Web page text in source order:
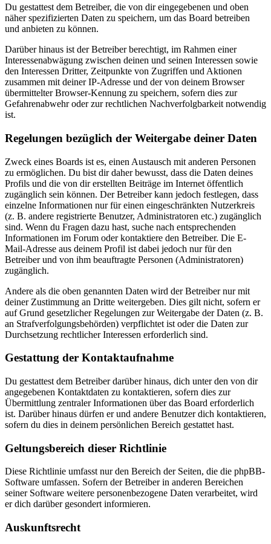
Du gestattest dem Betreiber, die von dir eingegebenen und oben
näher spezifizierten Daten zu speichern, um das Board betreiben
und anbieten zu können.
Darüber hinaus ist der Betreiber berechtigt, im Rahmen einer
Interessenabwägung zwischen deinen und seinen Interessen sowie
den Interessen Dritter, Zeitpunkte von Zugriffen und Aktionen
zusammen mit deiner IP-Adresse und der von deinem Browser
übermittelter Browser-Kennung zu speichern, sofern dies zur
Gefahrenabwehr oder zur rechtlichen Nachverfolgbarkeit notwendig
ist.
Regelungen bezüglich der Weitergabe deiner Daten
Zweck eines Boards ist es, einen Austausch mit anderen Personen
zu ermöglichen. Du bist dir daher bewusst, dass die Daten deines
Profils und die von dir erstellten Beiträge im Internet öffentlich
zugänglich sein können. Der Betreiber kann jedoch festlegen, dass
einzelne Informationen nur für einen eingeschränkten Nutzerkreis
(z. B. andere registrierte Benutzer, Administratoren etc.) zugänglich
sind. Wenn du Fragen dazu hast, suche nach entsprechenden
Informationen im Forum oder kontaktiere den Betreiber. Die E-
Mail-Adresse aus deinem Profil ist dabei jedoch nur für den
Betreiber und von ihm beauftragte Personen (Administratoren)
zugänglich.
Andere als die oben genannten Daten wird der Betreiber nur mit
deiner Zustimmung an Dritte weitergeben. Dies gilt nicht, sofern er
auf Grund gesetzlicher Regelungen zur Weitergabe der Daten (z. B.
an Strafverfolgungsbehörden) verpflichtet ist oder die Daten zur
Durchsetzung rechtlicher Interessen erforderlich sind.
Gestattung der Kontaktaufnahme
Du gestattest dem Betreiber darüber hinaus, dich unter den von dir
angegebenen Kontaktdaten zu kontaktieren, sofern dies zur
Übermittlung zentraler Informationen über das Board erforderlich
ist. Darüber hinaus dürfen er und andere Benutzer dich kontaktieren,
sofern du dies in deinem persönlichen Bereich gestattet hast.
Geltungsbereich dieser Richtlinie
Diese Richtlinie umfasst nur den Bereich der Seiten, die die phpBB-
Software umfassen. Sofern der Betreiber in anderen Bereichen
seiner Software weitere personenbezogene Daten verarbeitet, wird
er dich darüber gesondert informieren.
Auskunftsrecht